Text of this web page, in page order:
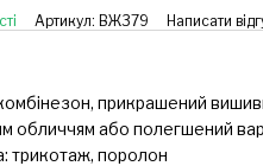
Артикул: ВЖ379 Написати
прикрашений
обличчям або полегшений
трикотаж, поролон